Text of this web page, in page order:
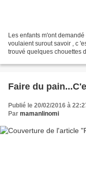
Les enfants m'ont
voulaient surout savoir , c
trouvé quelques chouettes
Faire du
Publié le 20/02/2016 à
Par mamanlinomi